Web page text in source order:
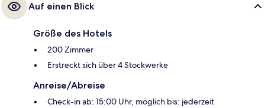
Auf einen Blick
Größe des Hotels
200 Zimmer
Erstreckt sich über 4 Stockwerke
Anreise/Abreise
Check-in ab: 15:00 Uhr, möglich bis: jederzeit